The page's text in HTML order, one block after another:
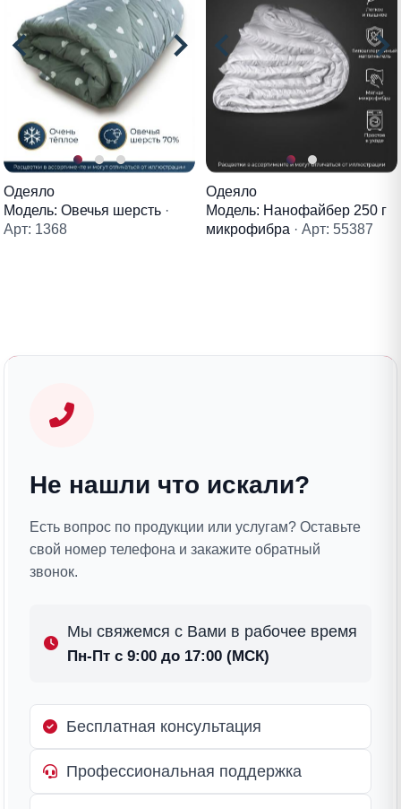
Одеяло
Модель: Овечья шерсть ·
Арт: 1368
Одеяло
Модель: Нанофайбер 250 г
микрофибра · Арт: 55387
Не нашли что искали?
Есть вопрос по продукции или услугам? Оставьте
свой номер телефона и закажите обратный
звонок.
Мы свяжемся с Вами в рабочее время
Пн-Пт с 9:00 до 17:00 (МСК)
Бесплатная консультация
Профессиональная поддержка